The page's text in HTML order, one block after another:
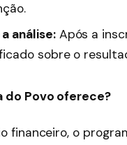
análise:Após a
sobre o
do Povo oferece?
financeiro, o